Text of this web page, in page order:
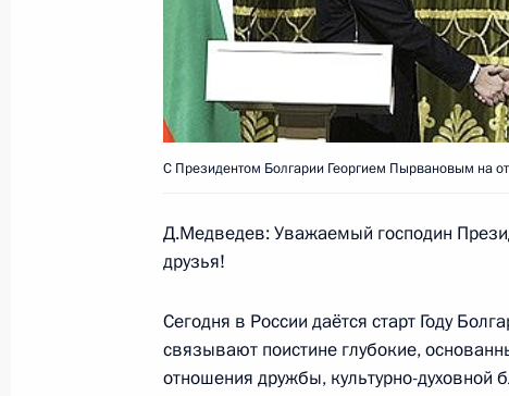
Дмитрий Медведев подписал
«О ратификации Договора между
и Республикой Болгарией о
28 апреля 2009 года, 19:00
С Президентом Болгарии Георгием Пырвановым на
Д.Медведев: Уважаемый господин
друзья!
Сегодня в России даётся старт Году
связывают поистине глубокие,
отношения дружбы, культурно-духовной